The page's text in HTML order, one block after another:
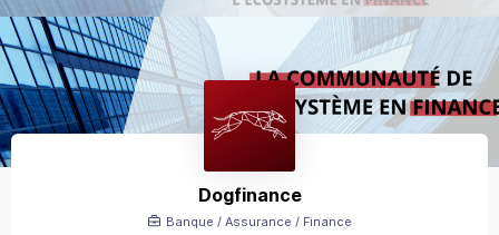
Dogfinance
Banque / Assurance / Finance
Banque Société Générale
Marchés actions
Décryptage
Assurance Economie